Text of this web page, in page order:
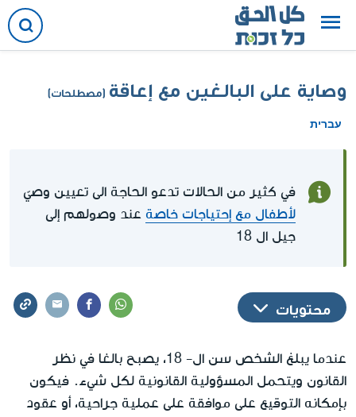
وصاية على البالغين مع إعاقة (مصطلحات)
עברית
في كثير من الحالات تدعو الحاجة الى تعيين وصيّ
لأطفال مع إحتياجات خاصة عند وصولهم إلى
جيل ال 18
محتويات
عندما يبلغ الشخص سن ال- 18، يصبح بالغا في نظر
القانون ويتحمل المسؤولية القانونية لكل شيء. فيكون
بإمكانه التوقيع على موافقة على عملية جراحية، أو عقود